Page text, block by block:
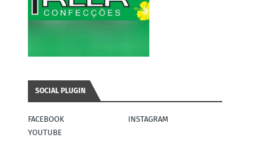
SOCIAL PLUGIN
FACEBOOK
INSTAGRAM
YOUTUBE